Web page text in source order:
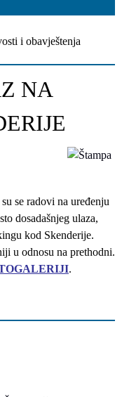
i obavještenja
NA
se radovi na uređenju
dosadašnjeg ulaza,
kod Skenderije.
u odnosu na prethodni.
.